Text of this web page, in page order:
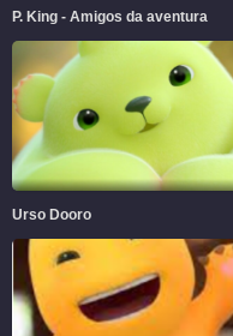
P. King - Amigos da aventura
Urso Dooro